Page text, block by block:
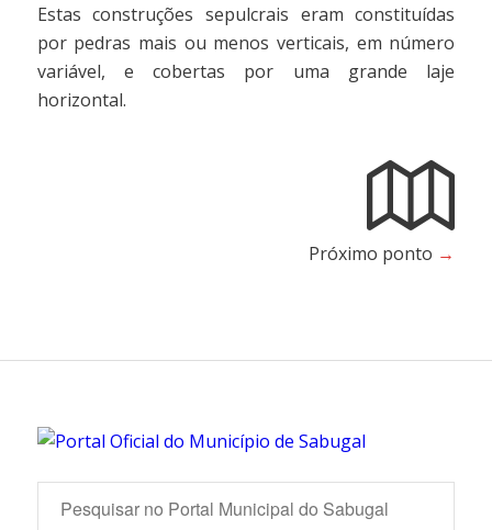
Estas construções sepulcrais eram constituídas
por pedras mais ou menos verticais, em número
variável, e cobertas por uma grande laje
horizontal.
Próximo ponto →